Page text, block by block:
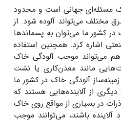
مسئله‌ای جهانی است و محدود
مختلف می‌تواند آلوده شود. از
در کشور ما می‌توان به پسماندها
اشاره کرد. همچنین استفاده
هم می‌تواند موجب آلودگی خاک
مانند معدن‌کاری یا نشت
آلودگی خاک در کشور ما
از آلاینده‌هایی هستند که
در بسیاری از مواقع روی خاک
باشند، می‌توانند موجب